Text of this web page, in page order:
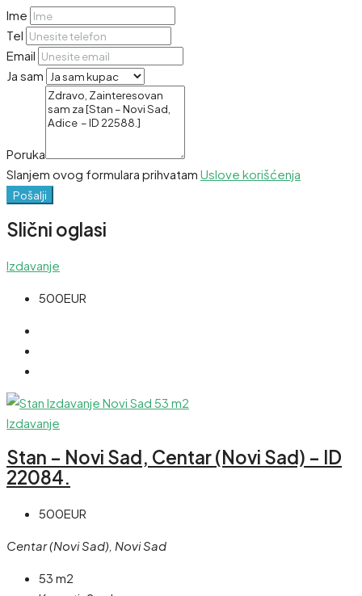
Ime
Tel
Email
Ja sam
Poruka
Slanjem ovog formulara prihvatam Uslove korišćenja
Pošalji
Slični oglasi
Izdavanje
500EUR
Izdavanje
Stan – Novi Sad, Centar (Novi Sad) – ID
22084.
500EUR
Centar (Novi Sad), Novi Sad
53 m2